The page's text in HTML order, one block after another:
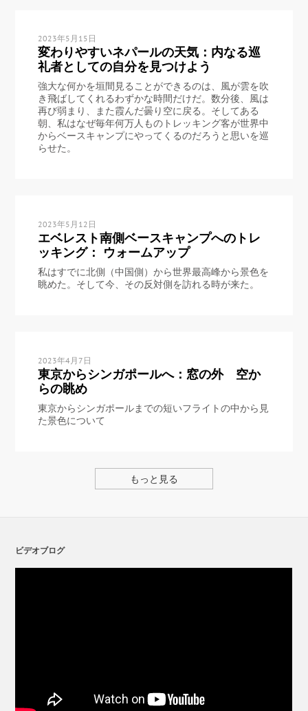
2023年5月15日
変わりやすいネパールの天気：内なる巡
礼者としての自分を見つけよう
強大な何かを垣間見ることができるのは、風が雲を吹
き飛ばしてくれるわずかな時間だけだ。数分後、風は
再び弱まり、また霞んだ曇り空に戻る。そしてある
朝、私はなぜ毎年何万人ものトレッキング客が世界中
からベースキャンプにやってくるのだろうと思いを巡
らせた。
2023年5月12日
エベレスト南側ベースキャンプへのトレ
ッキング： ウォームアップ
私はすでに北側（中国側）から世界最高峰から景色を
眺めた。そして今、その反対側を訪れる時が来た。
2023年4月7日
東京からシンガポールへ：窓の外 空か
らの眺め
東京からシンガポールまでの短いフライトの中から見
た景色について
もっと見る
ビデオブログ